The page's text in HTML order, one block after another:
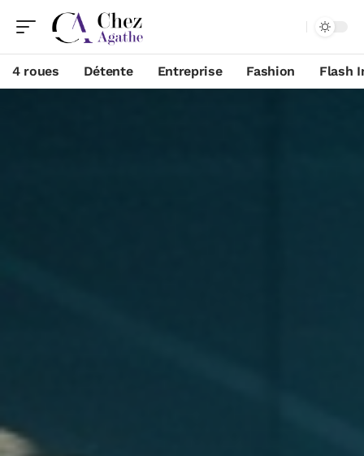
4 roues Détente Entreprise Fashion Flash